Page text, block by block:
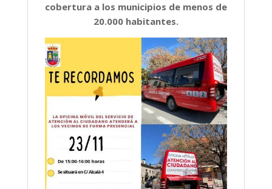
cobertura a los municipios de menos de
20.000 habitantes.